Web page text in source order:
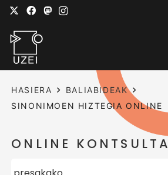
HASIERA
BALIABIDEAK
SINONIMOEN HIZTEGIA ONLINE
ONLINE KONTSULTA